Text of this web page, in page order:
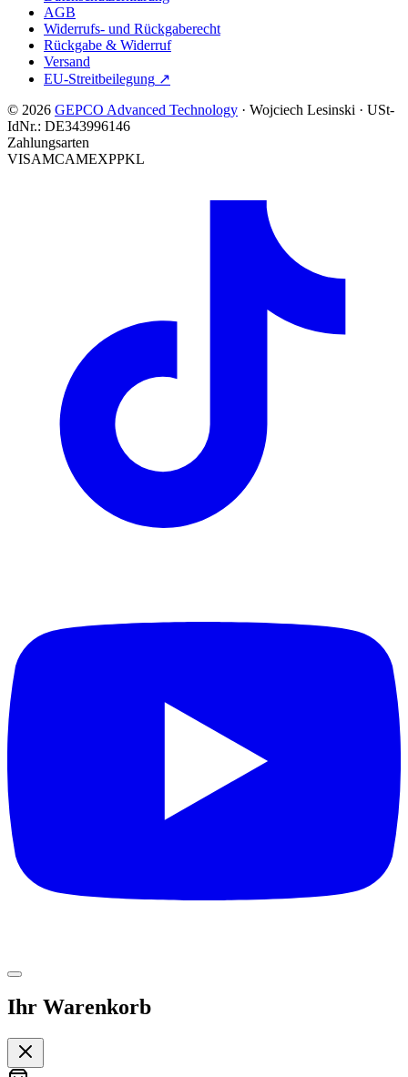
AGB
Widerrufs- und Rückgaberecht
Rückgabe & Widerruf
Versand
EU-Streitbeilegung ↗
© 2026 GEPCO Advanced Technology · Wojciech Lesinski · USt-
IdNr.: DE343996146
Zahlungsarten
VISAMCAMEXPPKL
Ihr Warenkorb